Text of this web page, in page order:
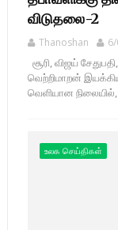
விடுதலை-2
Thanoshan
சூரி, விஜய்
வெற்றிமாறன்
வெளியான
உலக செய்திகள்